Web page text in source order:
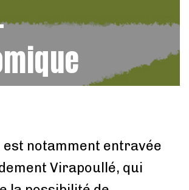
est notamment entravée
Virapoullé, qui